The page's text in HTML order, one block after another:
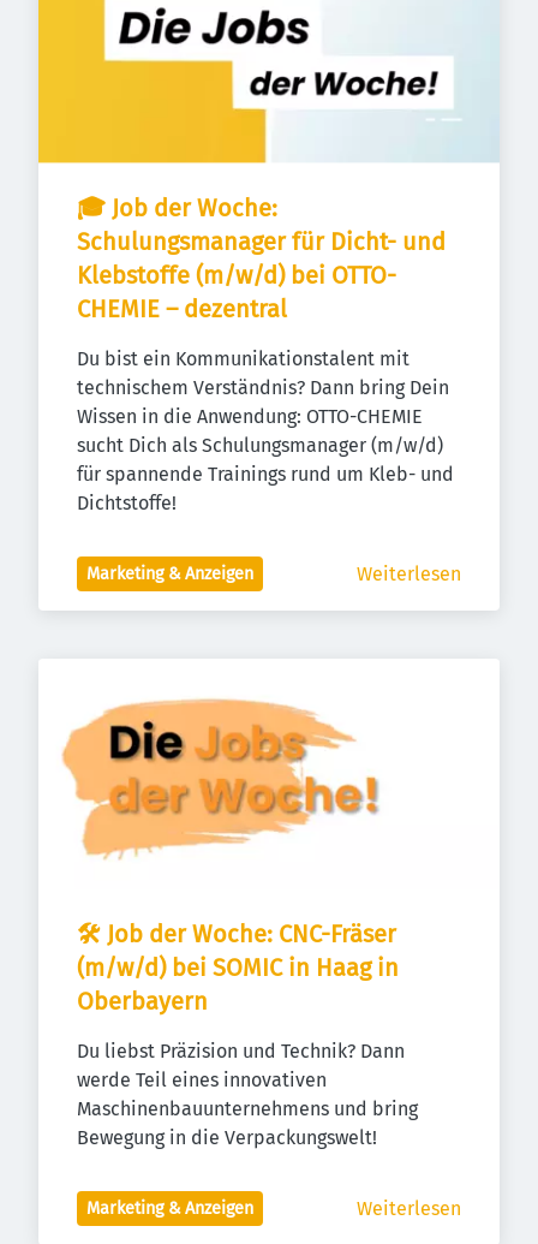
🎓 Job der Woche:
Schulungsmanager für Dicht- und
Klebstoffe (m/w/d) bei OTTO-
CHEMIE – dezentral
Du bist ein Kommunikationstalent mit
technischem Verständnis? Dann bring Dein
Wissen in die Anwendung: OTTO-CHEMIE
sucht Dich als Schulungsmanager (m/w/d)
für spannende Trainings rund um Kleb- und
Dichtstoffe!
Marketing & Anzeigen Weiterlesen
🛠️ Job der Woche: CNC-Fräser
(m/w/d) bei SOMIC in Haag in
Oberbayern
Du liebst Präzision und Technik? Dann
werde Teil eines innovativen
Maschinenbauunternehmens und bring
Bewegung in die Verpackungswelt!
Marketing & Anzeigen Weiterlesen